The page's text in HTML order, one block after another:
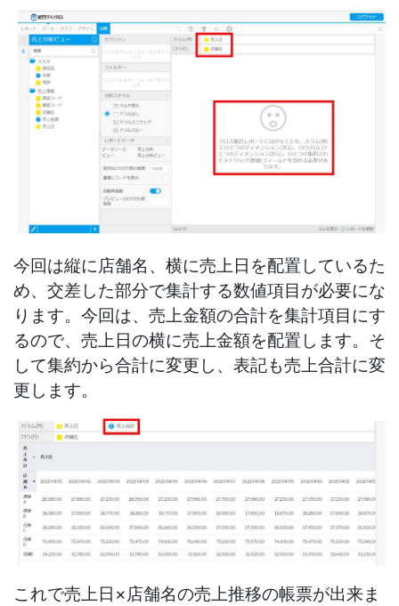
今回は縦に店舗名、横に売上日を配置しているた
め、交差した部分で集計する数値項目が必要にな
ります。今回は、売上金額の合計を集計項目にす
るので、売上日の横に売上金額を配置します。そ
して集約から合計に変更し、表記も売上合計に変
更します。
これで売上日×店舗名の売上推移の帳票が出来ま